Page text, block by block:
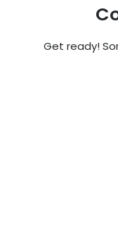
Get ready!